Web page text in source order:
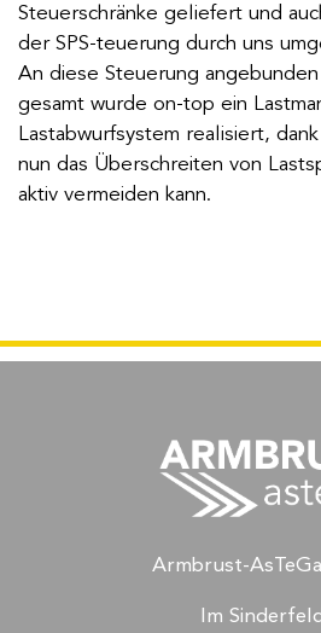
Steuerschränke geliefert und
der SPS-teuerung durch uns
An diese Steuerung
gesamt wurde on-top ein
Lastabwurfsystem realisiert,
nun das Überschreiten von
aktiv vermeiden kann.
Armbrust-
Im